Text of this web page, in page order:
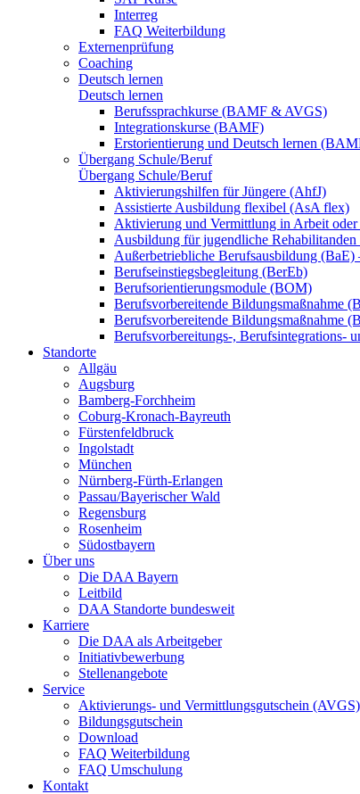
Interreg
FAQ Weiterbildung
Externenprüfung
Coaching
Deutsch lernen
Deutsch lernen
Berufssprachkurse (BAMF & AVGS)
Integrationskurse (BAMF)
Erstorientierung und Deutsch lernen
Übergang Schule/Beruf
Übergang Schule/Beruf
Aktivierungshilfen für Jüngere (AhfJ)
Assistierte Ausbildung flexibel (AsA flex)
Aktivierung und Vermittlung in Arbeit
Ausbildung für jugendliche
Außerbetriebliche Berufsausbildung
Berufseinstiegsbegleitung (BerEb)
Berufsorientierungsmodule (BOM)
Berufsvorbereitende Bildungsmaßnahme
Berufsvorbereitende Bildungsmaßnahme
Berufsvorbereitungs-, Berufsintegrations-
Standorte
Allgäu
Augsburg
Bamberg-Forchheim
Coburg-Kronach-Bayreuth
Fürstenfeldbruck
Ingolstadt
München
Nürnberg-Fürth-Erlangen
Passau/Bayerischer Wald
Regensburg
Rosenheim
Südostbayern
Über uns
Die DAA Bayern
Leitbild
DAA Standorte bundesweit
Karriere
Die DAA als Arbeitgeber
Initiativbewerbung
Stellenangebote
Service
Aktivierungs- und Vermittlungsgutschein (AVGS)
Bildungsgutschein
Download
FAQ Weiterbildung
FAQ Umschulung
Kontakt